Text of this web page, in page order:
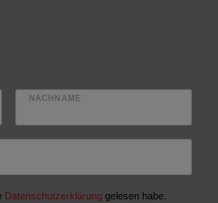
NACHNAME
Daten­schutz­erklärung gelesen habe.